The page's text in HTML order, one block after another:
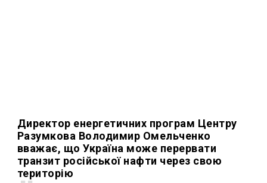
Директор енергетичних програм Центру
Разумкова Володимир Омельченко
вважає, що Україна може перервати
транзит російської нафти через свою
територію